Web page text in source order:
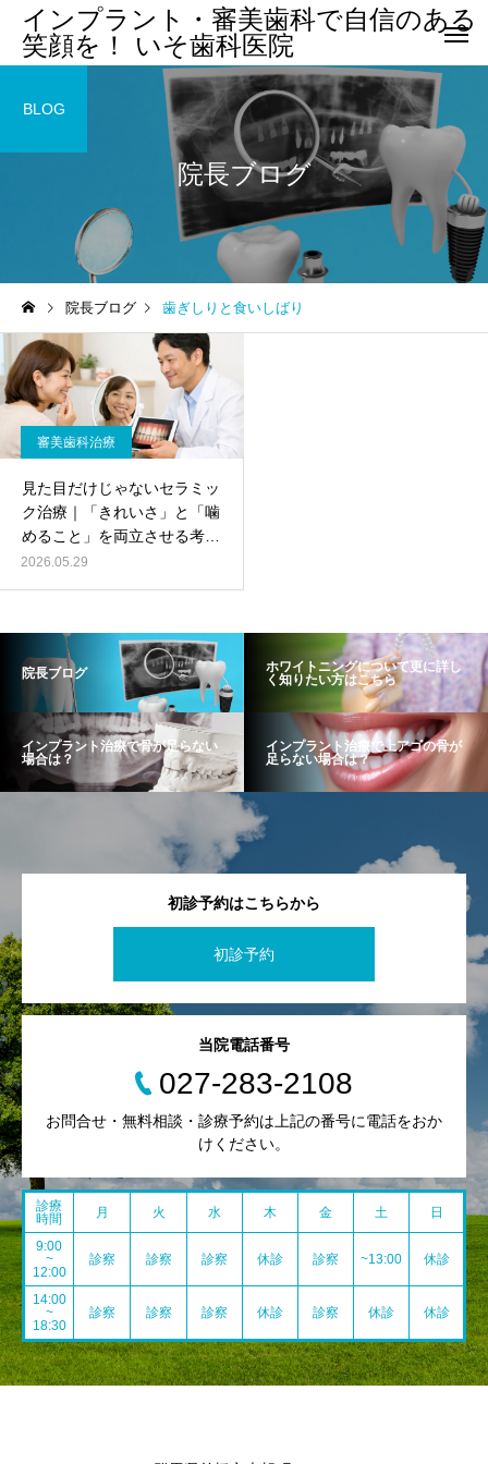
インプラント・審美歯科で自信のある
笑顔を！ いそ歯科医院
院長ブログ
BLOG
院長ブログ 歯ぎしりと食いしばり
審美歯科治療
見た目だけじゃないセラミッ
ク治療｜「きれいさ」と「噛
めること」を両立させる考え
方
2026.05.29
院長ブログ
ホワイトニングについて更に詳し
く知りたい方はこちら
インプラント治療で骨が足らない
場合は？
インプラント治療で上アゴの骨が
足らない場合は？
初診予約はこちらから
初診予約
当院電話番号
027-283-2108
お問合せ・無料相談・診療予約は上記の番号に電話をおか
けください。
診療
時間
月 火 水 木 金 土 日
9:00
~
12:00
診察 診察 診察 休診 診察 ~13:00 休診
14:00
~
18:30
診察 診察 診察 休診 診察 休診 休診